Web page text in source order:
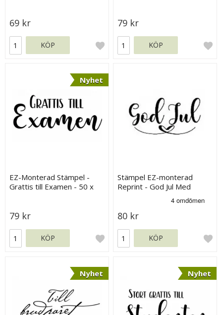
69 kr
KÖP
79 kr
KÖP
Nyhet
EZ-Monterad Stämpel -
Grattis till Examen - 50 x
79 kr
KÖP
Stämpel EZ-monterad
Reprint - God Jul Med
80 kr
KÖP
Nyhet Nyhet